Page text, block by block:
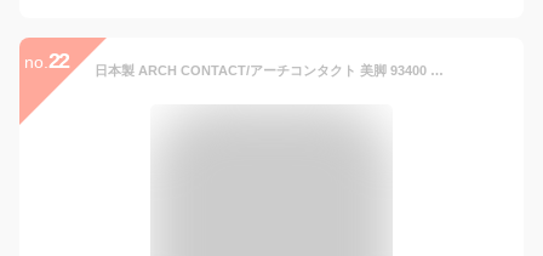
no. 22 日本製 ARCH CONTACT/アーチコンタクト 美脚 93400 レディース サンダル 歩きやすい つっかけ 旅行 厚底 サンダル ウエッジ 黒 厚底 ウェッジ サンダル バックストラップ オープントゥ オフィスサンダル 疲れにくいサンダル 靴